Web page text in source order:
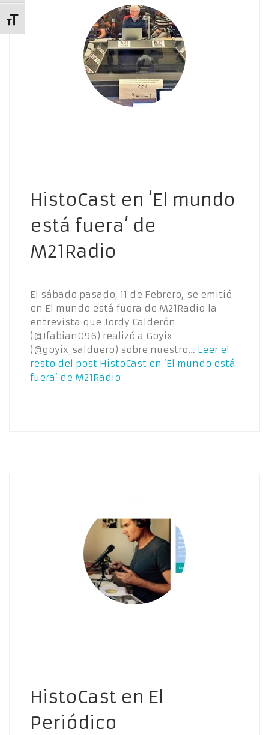
Alternar tamaño de letra
HistoCast en ‘El mundo
está fuera’ de
M21Radio
El sábado pasado, 11 de Febrero, se emitió
en El mundo está fuera de M21Radio la
entrevista que Jordy Calderón
(@Jfabian096) realizó a Goyix
(@goyix_salduero) sobre nuestro… Leer el
resto del post HistoCast en ‘El mundo está
fuera’ de M21Radio
HistoCast en El
Periódico